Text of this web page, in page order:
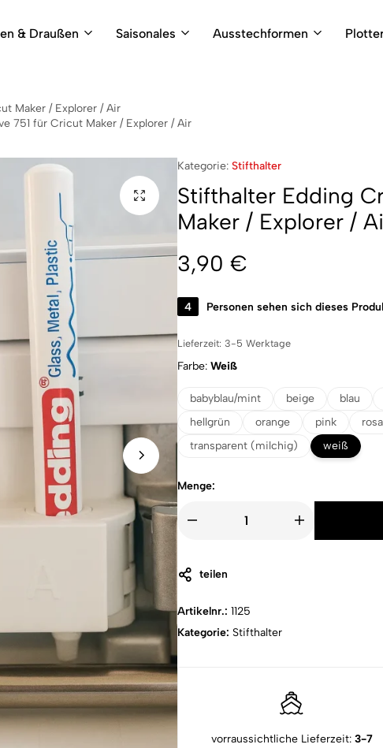
& Draußen Saisonales Ausstechformen
Maker / Explorer / Air
751 für Cricut Maker / Explorer / Air
Kategorie: Stifthalter
Stifthalter Edding
Maker / Explorer /
3,90 €
4 Personen sehen sich dieses
Lieferzeit: 3-5 Werktage
Farbe Weiß
babyblau/mint beige blau
hellgrün
orange pink rosa
transparent (milchig)
weiß
Menge:
teilen
Artikelnr.: 1125
Kategorie: Stifthalter
vorraussichtliche Lieferzeit: 3-7